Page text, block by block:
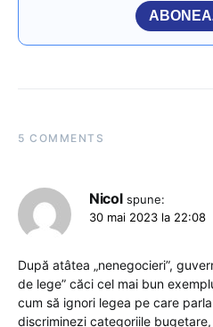
5 COMMENTS
Nicol spune:
30 mai 2023 la 22:08
După atâtea „nenegocieri”,
de lege” căci cel mai bun
cum să ignori legea pe care
discriminezi categoriile